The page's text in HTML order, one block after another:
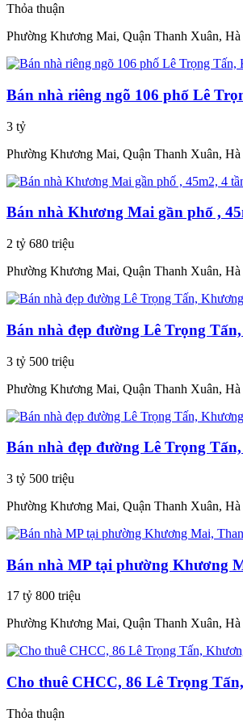
Thỏa thuận
Phường Khương Mai, Quận Thanh Xuân,
Bán nhà riêng ngõ 106 phố Lê
3 tỷ
Phường Khương Mai, Quận Thanh Xuân,
Bán nhà Khương Mai gần phố ,
2 tỷ 680 triệu
Phường Khương Mai, Quận Thanh Xuân,
Bán nhà đẹp đường Lê Trọng
3 tỷ 500 triệu
Phường Khương Mai, Quận Thanh Xuân,
Bán nhà đẹp đường Lê Trọng
3 tỷ 500 triệu
Phường Khương Mai, Quận Thanh Xuân,
Bán nhà MP tại phường Khương
17 tỷ 800 triệu
Phường Khương Mai, Quận Thanh Xuân,
Cho thuê CHCC, 86 Lê Trọng
Thỏa thuận